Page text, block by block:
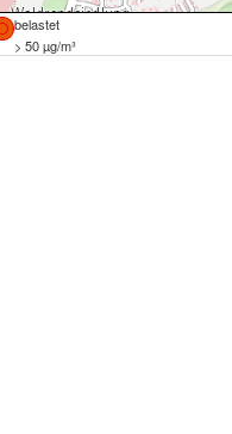
belastet
> 50 µg/m³